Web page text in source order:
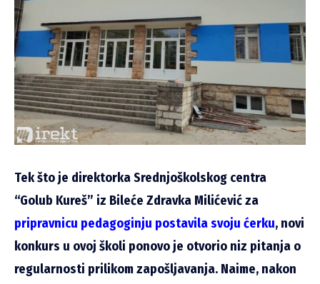
Tek što je direktorka Srednjoškolskog centra
“Golub Kureš” iz Bileće Zdravka Milićević za
pripravnicu pedagoginju postavila svoju ćerku, novi
konkurs u ovoj školi ponovo je otvorio niz pitanja o
regularnosti prilikom zapošljavanja. Naime, nakon